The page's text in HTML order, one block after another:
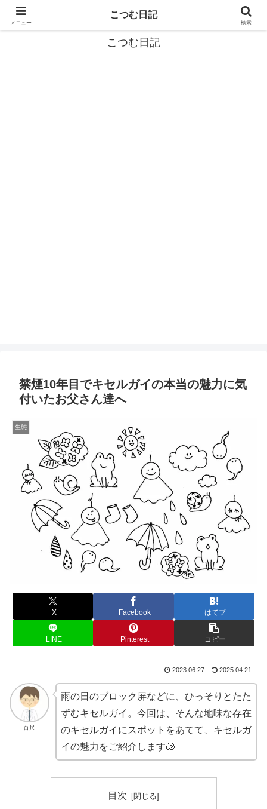
カタツムリから学ぶスローライフ🎓『こつむ日記』🐌
こつむ日記
禁煙10年目でキセルガイの本当の魅力に気
付いたお父さん達へ
生態
X Facebook はてブ
LINE Pinterest コピー
2023.06.27 2025.04.21
百尺
雨の日のブロック屏などに、ひっそりとたた
ずむキセルガイ。今回は、そんな地味な存在
のキセルガイにスポットをあてて、キセルガ
イの魅力をご紹介します🐚
目次
メニュー
こつむ日記
検索